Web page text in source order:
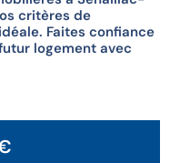
critères de
Faites confiance
logement avec